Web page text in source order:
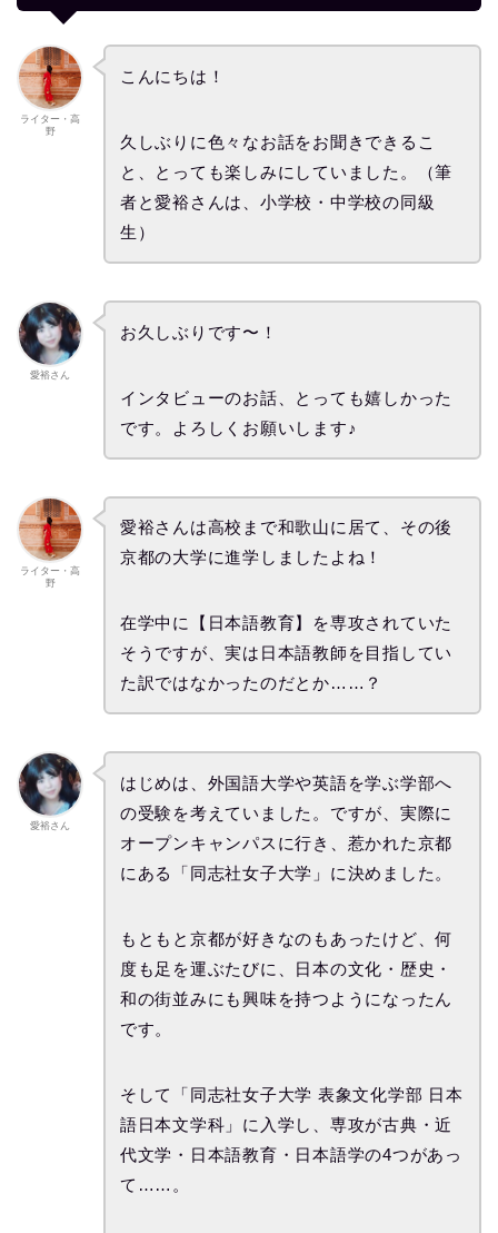
ライター・高
野
こんにちは！
久しぶりに色々なお話をお聞きできるこ
と、とっても楽しみにしていました。（筆
者と愛裕さんは、小学校・中学校の同級
生）
愛裕さん
お久しぶりです〜！
インタビューのお話、とっても嬉しかった
です。よろしくお願いします♪
ライター・高
野
愛裕さんは高校まで和歌山に居て、その後
京都の大学に進学しましたよね！
在学中に【日本語教育】を専攻されていた
そうですが、実は日本語教師を目指してい
た訳ではなかったのだとか……？
愛裕さん
はじめは、外国語大学や英語を学ぶ学部へ
の受験を考えていました。ですが、実際に
オープンキャンパスに行き、惹かれた京都
にある「同志社女子大学」に決めました。
もともと京都が好きなのもあったけど、何
度も足を運ぶたびに、日本の文化・歴史・
和の街並みにも興味を持つようになったん
です。
そして「同志社女子大学 表象文化学部 日本
語日本文学科」に入学し、専攻が古典・近
代文学・日本語教育・日本語学の4つがあっ
て……。